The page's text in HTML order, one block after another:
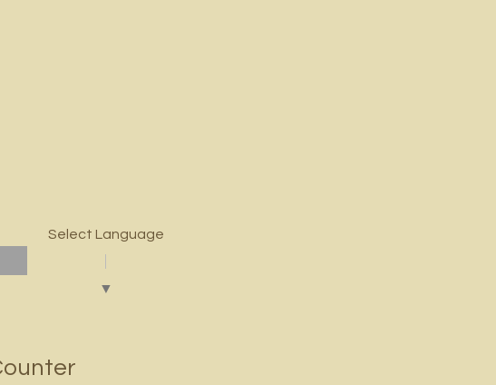
Select Language
▼